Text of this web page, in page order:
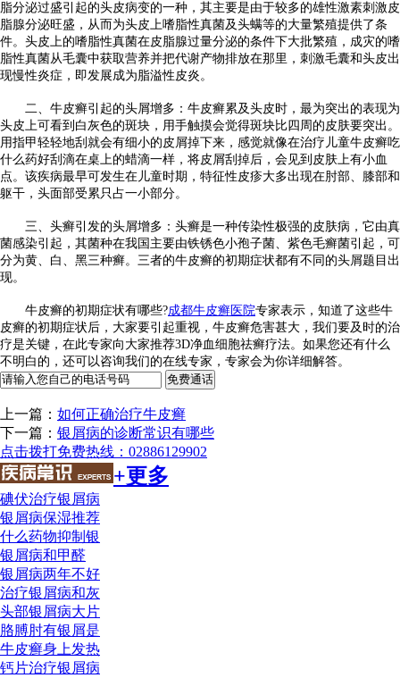
脂分泌过盛引起的头皮病变的一种，其主要是由于较多的雄性激素刺激皮
脂腺分泌旺盛，从而为头皮上嗜脂性真菌及头螨等的大量繁殖提供了条
件。头皮上的嗜脂性真菌在皮脂腺过量分泌的条件下大批繁殖，成灾的嗜
脂性真菌从毛囊中获取营养并把代谢产物排放在那里，刺激毛囊和头皮出
现慢性炎症，即发展成为脂溢性皮炎。
二、牛皮癣引起的头屑增多：牛皮癣累及头皮时，最为突出的表现为
头皮上可看到白灰色的斑块，用手触摸会觉得斑块比四周的皮肤要突出。
用指甲轻轻地刮就会有细小的皮屑掉下来，感觉就像在治疗儿童牛皮癣吃
什么药好刮滴在桌上的蜡滴一样，将皮屑刮掉后，会见到皮肤上有小血
点。该疾病最早可发生在儿童时期，特征性皮疹大多出现在肘部、膝部和
躯干，头面部受累只占一小部分。
三、头癣引发的头屑增多：头癣是一种传染性极强的皮肤病，它由真
菌感染引起，其菌种在我国主要由铁锈色小孢子菌、紫色毛癣菌引起，可
分为黄、白、黑三种癣。三者的牛皮癣的初期症状都有不同的头屑题目出
现。
牛皮癣的初期症状有哪些?成都牛皮癣医院专家表示，知道了这些牛
皮癣的初期症状后，大家要引起重视，牛皮癣危害甚大，我们要及时的治
疗是关键，在此专家向大家推荐3D净血细胞祛癣疗法。如果您还有什么
不明白的，还可以咨询我们的在线专家，专家会为你详细解答。
上一篇： 如何正确治疗牛皮癣
下一篇： 银屑病的诊断常识有哪些
点击拨打免费热线：02886129902
+更多
碘伏治疗银屑病
银屑病保湿推荐
什么药物抑制银
银屑病和甲醛
银屑病两年不好
治疗银屑病和灰
头部银屑病大片
胳膊肘有银屑是
牛皮癣身上发热
钙片治疗银屑病